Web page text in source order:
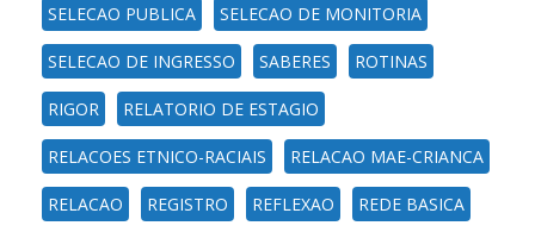
SELECAO PUBLICA SELECAO DE MONITORIA
SELECAO DE INGRESSO SABERES ROTINAS
RIGOR RELATORIO DE ESTAGIO
RELACOES ETNICO-RACIAIS RELACAO MAE-CRIANCA
RELACAO REGISTRO REFLEXAO REDE BASICA